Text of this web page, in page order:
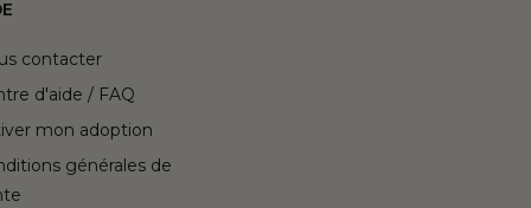
contacter
d'aide / FAQ
mon adoption
générales de